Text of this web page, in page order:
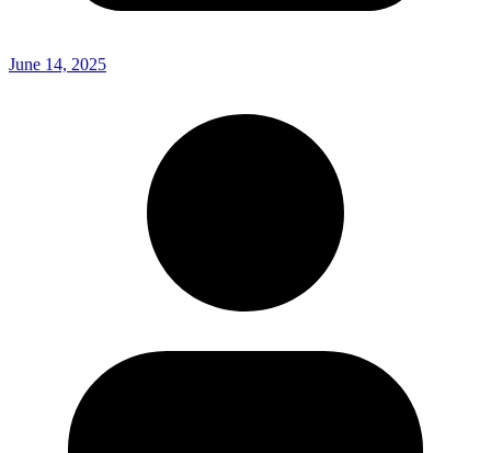
June 14, 2025